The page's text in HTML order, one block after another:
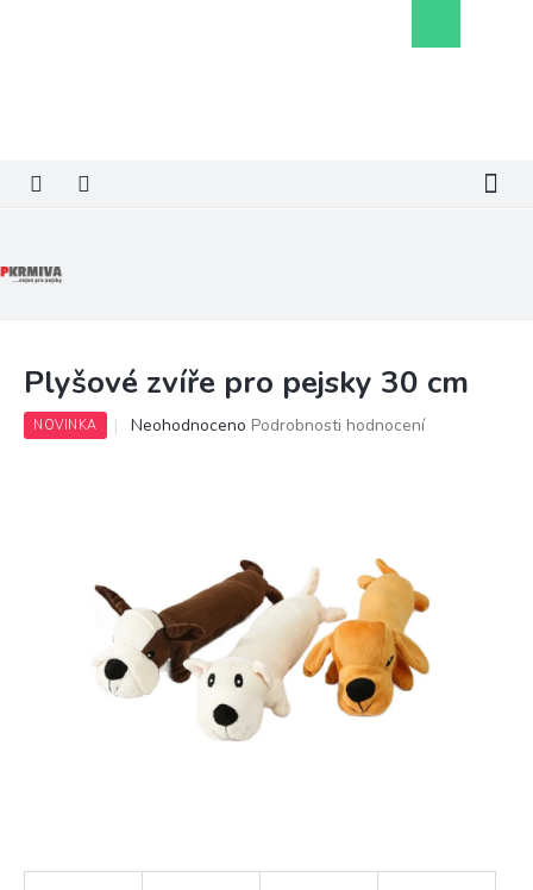
košík
Plyšové zvíře pro pejsky 30 cm
NOVINKA
Průměrné
Neohodnoceno Podrobnosti hodnocení